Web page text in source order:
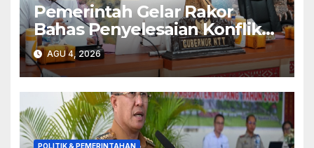
Pemerintah Gelar Rakor
Bahas Penyelesaian Konflik
Adonara
AGU 4, 2026
POLITIK & PEMERINTAHAN